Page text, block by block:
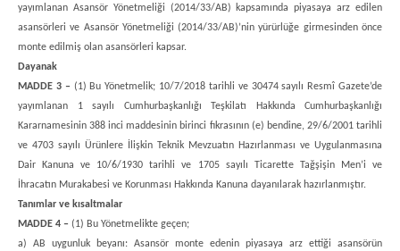
yayımlanan Asansör Yönetmeliği (2014/33/AB) kapsamında piyasaya arz edilen
asansörleri ve Asansör Yönetmeliği (2014/33/AB)’nin yürürlüğe girmesinden önce
monte edilmiş olan asansörleri kapsar.
Dayanak
MADDE 3 – (1) Bu Yönetmelik; 10/7/2018 tarihli ve 30474 sayılı Resmî Gazete’de
yayımlanan 1 sayılı Cumhurbaşkanlığı Teşkilatı Hakkında Cumhurbaşkanlığı
Kararnamesinin 388 inci maddesinin birinci fıkrasının (e) bendine, 29/6/2001 tarihli
ve 4703 sayılı Ürünlere İlişkin Teknik Mevzuatın Hazırlanması ve Uygulanmasına
Dair Kanuna ve 10/6/1930 tarihli ve 1705 sayılı Ticarette Tağşişin Men’i ve
İhracatın Murakabesi ve Korunması Hakkında Kanuna dayanılarak hazırlanmıştır.
Tanımlar ve kısaltmalar
MADDE 4 – (1) Bu Yönetmelikte geçen;
a) AB uygunluk beyanı: Asansör monte edenin piyasaya arz ettiği asansörün